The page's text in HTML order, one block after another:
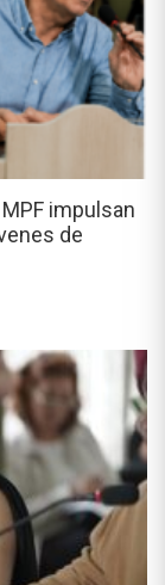
impulsan
de